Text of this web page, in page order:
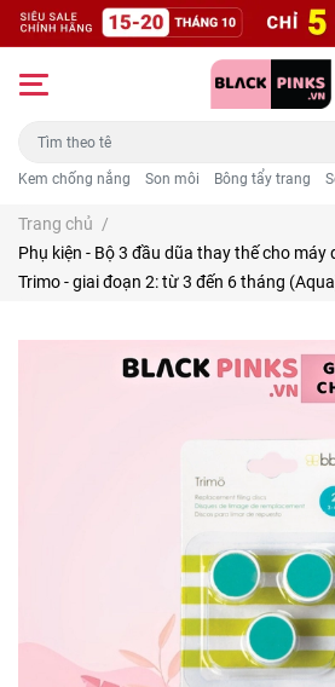
Kem chống nắng Son môi Bông tẩy trang
Trang chủ /
Phụ kiện - Bộ 3 đầu dũa thay thế cho
Trimo - giai đoạn 2: từ 3 đến 6 tháng